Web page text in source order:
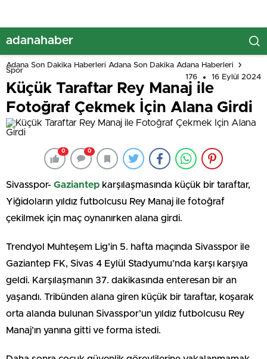
adanahaber
Adana Son Dakika Haberleri Adana Son Dakika Adana Haberleri
Spor
176
16 Eylül 2024
Küçük Taraftar Rey Manaj ile
Fotoğraf Çekmek İçin Alana Girdi
0 0
Sivasspor- Gaziantep karşılaşmasında küçük bir taraftar,
Yiğidoların yıldız futbolcusu Rey Manaj ile fotoğraf
çekilmek için maç oynanırken alana girdi.
Trendyol Muhteşem Lig’in 5. hafta maçında Sivasspor ile
Gaziantep FK, Sivas 4 Eylül Stadyumu’nda karşı karşıya
geldi. Karşılaşmanın 37. dakikasında enteresan bir an
yaşandı. Tribünden alana giren küçük bir taraftar, koşarak
orta alanda bulunan Sivasspor’un yıldız futbolcusu Rey
Manaj’ın yanına gitti ve forma istedi.